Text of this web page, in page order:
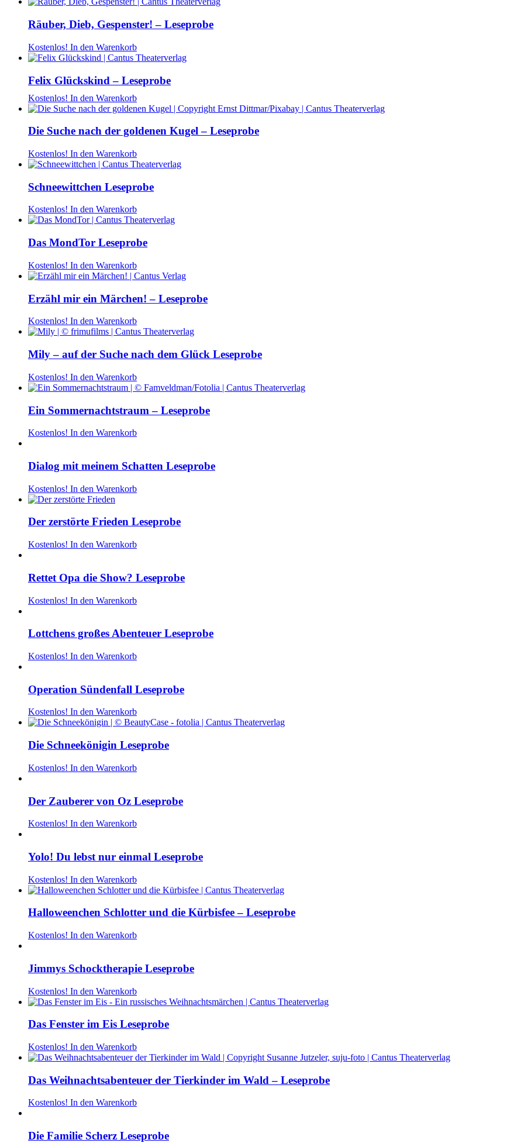
Räuber, Dieb, Gespenster! – Leseprobe
Kostenlos! In den Warenkorb
Felix Glückskind – Leseprobe
Kostenlos! In den Warenkorb
Die Suche nach der goldenen Kugel – Leseprobe
Kostenlos! In den Warenkorb
Schneewittchen Leseprobe
Kostenlos! In den Warenkorb
Das MondTor Leseprobe
Kostenlos! In den Warenkorb
Erzähl mir ein Märchen! – Leseprobe
Kostenlos! In den Warenkorb
Mily – auf der Suche nach dem Glück Leseprobe
Kostenlos! In den Warenkorb
Ein Sommernachtstraum – Leseprobe
Kostenlos! In den Warenkorb
Dialog mit meinem Schatten Leseprobe
Kostenlos! In den Warenkorb
Der zerstörte Frieden Leseprobe
Kostenlos! In den Warenkorb
Rettet Opa die Show? Leseprobe
Kostenlos! In den Warenkorb
Lottchens großes Abenteuer Leseprobe
Kostenlos! In den Warenkorb
Operation Sündenfall Leseprobe
Kostenlos! In den Warenkorb
Die Schneekönigin Leseprobe
Kostenlos! In den Warenkorb
Der Zauberer von Oz Leseprobe
Kostenlos! In den Warenkorb
Yolo! Du lebst nur einmal Leseprobe
Kostenlos! In den Warenkorb
Halloweenchen Schlotter und die Kürbisfee – Leseprobe
Kostenlos! In den Warenkorb
Jimmys Schocktherapie Leseprobe
Kostenlos! In den Warenkorb
Das Fenster im Eis Leseprobe
Kostenlos! In den Warenkorb
Das Weihnachtsabenteuer der Tierkinder im Wald – Leseprobe
Kostenlos! In den Warenkorb
Die Familie Scherz Leseprobe